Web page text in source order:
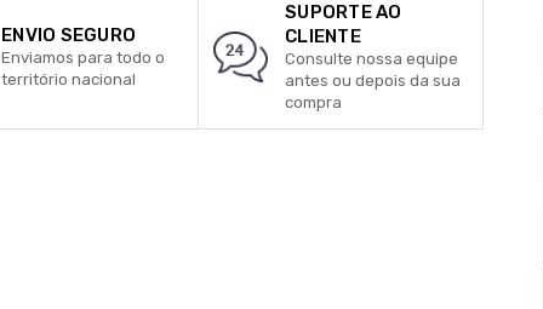
ENVIO SEGURO
Enviamos para todo o
território nacional
SUPORTE AO
CLIENTE
Consulte nossa equipe
antes ou depois da sua
compra